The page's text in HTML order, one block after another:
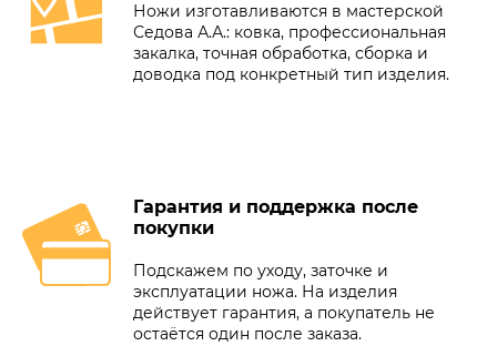
Ножи изготавливаются в мастерской
Седова А.А.: ковка, профессиональная
закалка, точная обработка, сборка и
доводка под конкретный тип изделия.
Гарантия и поддержка после
покупки
Подскажем по уходу, заточке и
эксплуатации ножа. На изделия
действует гарантия, а покупатель не
остаётся один после заказа.